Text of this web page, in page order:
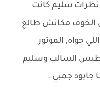
نظرات سليم كانت
الخوف مكانش طالع
جواه, الموتور
السالب وسليم
جابوه جمبي..